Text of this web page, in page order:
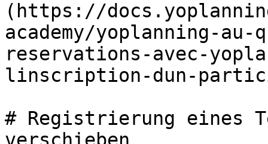
(https://
academy/yoplanning-
reservations-avec-
linscription-dun-
# Registrierung eines